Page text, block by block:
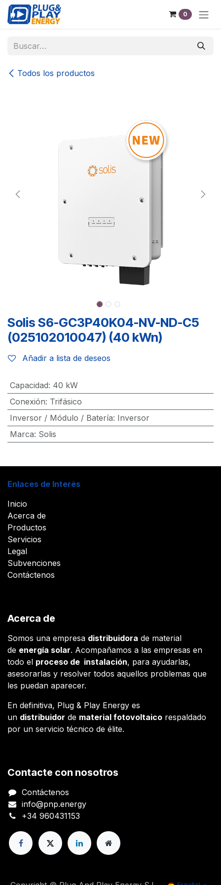
Ir al contenido
0
Todos los productos
Solis S6-GC3P40K04-NV-ND-C5
(025102010047) (40 kWn)
Añadir a lista de deseos
Capacidad: 40 kW
Conexión: Trifásico
Inversor / Módulo / Batería: Inversor
Marca: Solis
Enlaces de Interés
Inicio
Acerca de
Productos
Servicios
Legal
Subvenciones
Contáctenos
Acerca de
Somos una empresa distribuidora de material
de energía solar. Acompañamos a las empresas en
todo el proceso de instalación, para ayudarlas,
asesorarlas y resolver todos aquellos problemas que
les puedan aparecer.
En definitiva, Plug & Play Energy es
un distribuidor de material fotovoltaico respaldado
por un servicio técnico de élite.
Contacte con nosotros
Contáctenos
info@pnp.energy
+34 960431153